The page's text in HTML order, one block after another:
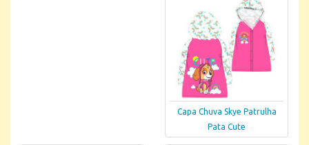
Capa Chuva Skye Patrulha
Pata Cute